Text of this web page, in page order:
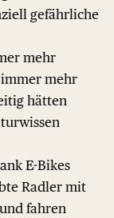
gefährliche
mehr
mehr
hätten
E-Bikes
Radler mit
fahren